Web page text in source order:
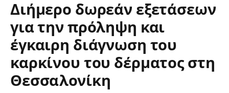
Διήμερο δωρεάν εξετάσεων
για την πρόληψη και
έγκαιρη διάγνωση του
καρκίνου του δέρματος στη
Θεσσαλονίκη